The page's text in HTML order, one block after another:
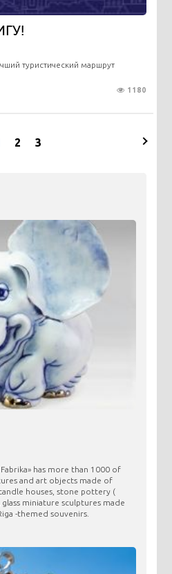
туристический маршрут
1180
2 3
has more than 1000 of
and art objects made ​​of
houses, stone pottery (
miniature sculptures made
-themed souvenirs.